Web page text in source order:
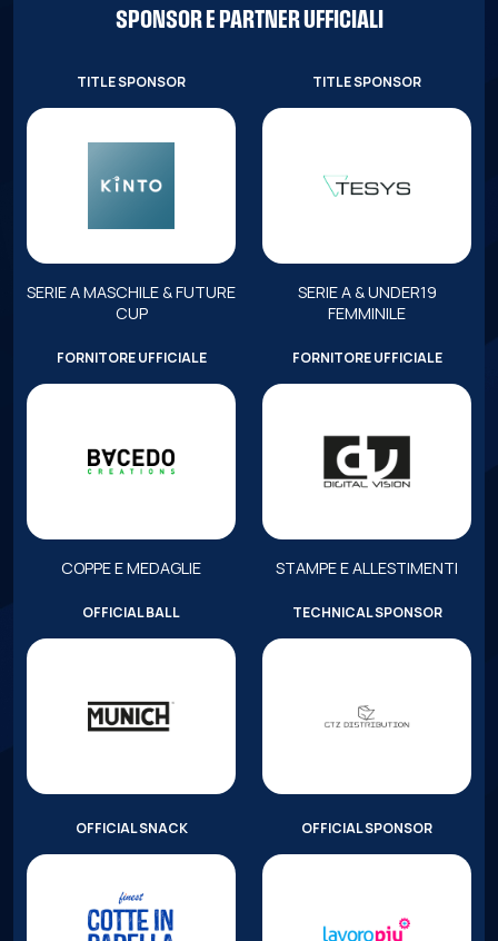
SPONSOR E PARTNER UFFICIALI
TITLE SPONSOR
SERIE A MASCHILE & FUTURE
CUP
TITLE SPONSOR
SERIE A & UNDER19
FEMMINILE
FORNITORE UFFICIALE
COPPE E MEDAGLIE
FORNITORE UFFICIALE
STAMPE E ALLESTIMENTI
OFFICIAL BALL TECHNICAL SPONSOR
OFFICIAL SNACK OFFICIAL SPONSOR